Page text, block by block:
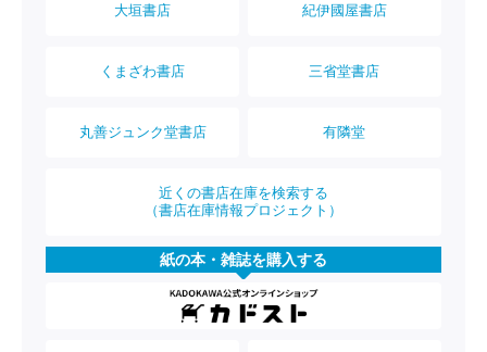
大垣書店 紀伊國屋書店
くまざわ書店 三省堂書店
丸善ジュンク堂書店 有隣堂
近くの書店在庫を検索する
（書店在庫情報プロジェクト）
紙の本・雑誌を購入する